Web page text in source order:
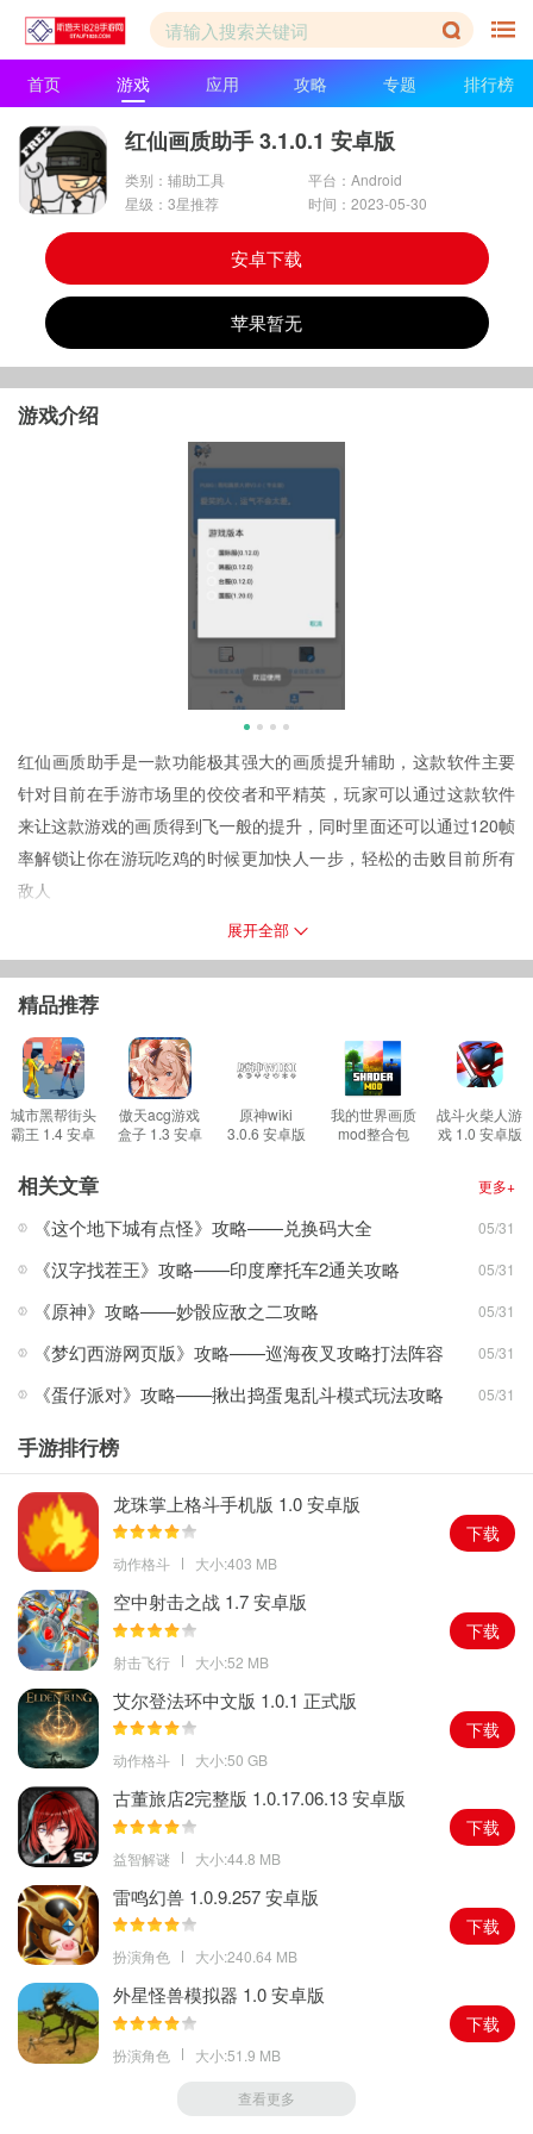
首页 游戏 应用 攻略 专题 排行榜
红仙画质助手 3.1.0.1 安卓版
类别：辅助工具
平台：Android
星级：3星推荐
时间：2023-05-30
安卓下载
苹果暂无
游戏介绍
红仙画质助手是一款功能极其强大的画质提升辅助，这款软件主要
针对目前在手游市场里的佼佼者和平精英，玩家可以通过这款软件
来让这款游戏的画质得到飞一般的提升，同时里面还可以通过120帧
率解锁让你在游玩吃鸡的时候更加快人一步，轻松的击败目前所有
敌人
红仙画质助手的答案是什么
行使用，或者如果你不想输入密码的话，可以在本页面进行下载，
不需要任何密码或答案就可以使用
软件特色
1.强大的画质提升能够让你在游玩手机版吃鸡时享受到如同端游版的
游戏画面，随着我们的手机性能的不断提升，玩家可以享受到的画
质也在不断的进化进步，这款软件就可以给玩家带来更具真实感的
视觉体验
时这款软件没有任何的广告，打开软件后你便可以设置不同的画质
提升模式
3.最新最强悍的超广角功能，能够让玩家在进行游戏的时候对视角进
行调整，更加广阔的超广角能够让你第一时间发现敌人，并且敌人
软件亮点
1.能够帮助不同的手机稳定帧数，如果你对游戏的帧率有要求，那么
你可以通过这款软件来让你的帧率变得更加稳定，从而在面对敌人
时更加从容
2.120帧丝滑流畅的操作体验将会让你的游戏得到解放，想要享受更
加丝滑流畅的游戏乐趣体验吗?120帧绝对满足你，如同真人动作一
般的流畅为你击杀敌人提供更有效的帮助
3.软件还可以根据不同的机型进行更加详细专业的优化，当你在游玩
吃鸡的时候可以变得更加丝滑顺畅，无论是画面体验还是帧率都得
到极大的提升
小编点评
这是一款目前市面上非常火爆的画质提升软件，这款软件不仅可以
让每一名玩家享受到更独特的游戏风景，还可以给你的游玩体验更
加有趣
展开全部
精品推荐
城市黑帮街头
霸王 1.4 安卓
傲天acg游戏
盒子 1.3 安卓
原神wiki
3.0.6 安卓版
我的世界画质
mod整合包
战斗火柴人游
戏 1.0 安卓版
相关文章 更多+
《这个地下城有点怪》攻略——兑换码大全 05/31
《汉字找茬王》攻略——印度摩托车2通关攻略 05/31
《原神》攻略——妙骰应敌之二攻略 05/31
《梦幻西游网页版》攻略——巡海夜叉攻略打法阵容 05/31
《蛋仔派对》攻略——揪出捣蛋鬼乱斗模式玩法攻略 05/31
手游排行榜
龙珠掌上格斗手机版 1.0 安卓版
动作格斗 大小:403 MB
下载
空中射击之战 1.7 安卓版
射击飞行 大小:52 MB
下载
艾尔登法环中文版 1.0.1 正式版
动作格斗 大小:50 GB
下载
古董旅店2完整版 1.0.17.06.13 安卓版
益智解谜 大小:44.8 MB
下载
雷鸣幻兽 1.0.9.257 安卓版
扮演角色 大小:240.64 MB
下载
外星怪兽模拟器 1.0 安卓版
扮演角色 大小:51.9 MB
下载
查看更多